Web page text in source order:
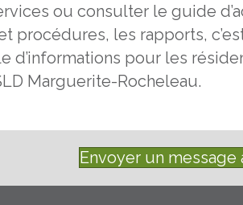
ou consulter le guide
procédures, les rapports,
d’informations pour les
Marguerite-Rocheleau.
Envoyer un message